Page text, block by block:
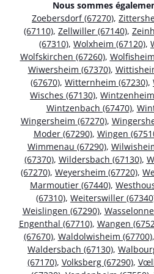
Nous sommes
Zoebersdorf (67270),
(67110), Zellwiller (67140),
(67310), Wolxheim (67120),
Wolfskirchen (67260),
Wiwersheim (67370),
(67670), Witternheim (67230),
Wisches (67130),
Wintzenbach (67470),
Wingersheim (67270),
Moder (67290), Wingen
Wimmenau (67290),
(67370), Wildersbach (67130),
(67270), Weyersheim (67720),
Marmoutier (67440),
(67310), Weiterswiller
Weislingen (67290),
Engenthal (67710), Wangen
(67670), Waldolwisheim (67700),
Waldersbach (67130),
(67170), Volksberg (67290),